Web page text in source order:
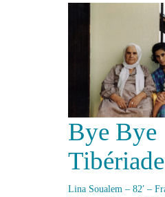
Bye Bye
Tibériade
Lina Soualem – 82′ –